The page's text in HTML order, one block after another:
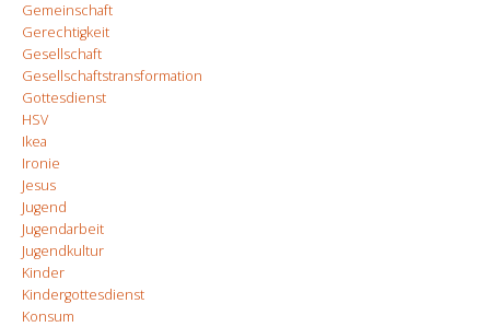
Gemeinschaft
Gerechtigkeit
Gesellschaft
Gesellschaftstransformation
Gottesdienst
HSV
Ikea
Ironie
Jesus
Jugend
Jugendarbeit
Jugendkultur
Kinder
Kindergottesdienst
Konsum